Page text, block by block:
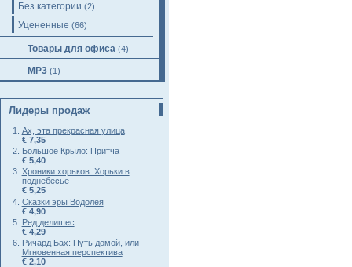
Без категории (2)
Уцененные (66)
Товары для офиса (4)
MP3 (1)
Лидеры продаж
Ах, эта прекрасная улица
€ 7,35
Большое Крыло: Притча
€ 5,40
Хроники хорьков. Хорьки в
поднебесье
€ 5,25
Сказки эры Водолея
€ 4,90
Ред делишес
€ 4,29
Ричард Бах: Путь домой, или
Мгновенная перспектива
€ 2,10